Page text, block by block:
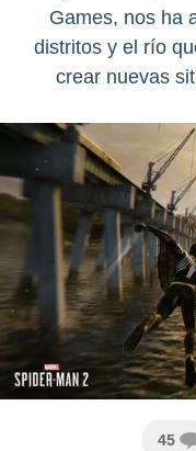
Games, nos ha
distritos y el río
crear nuevas
45